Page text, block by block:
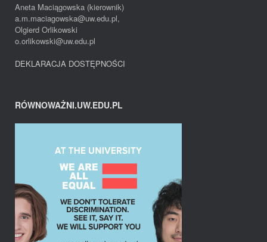
Aneta Maciągowska (kierownik)
a.m.maciagowska@uw.edu.pl,
Olgierd Orlikowski
o.orlikowski@uw.edu.pl
DEKLARACJA DOSTĘPNOŚCI
RÓWNOWAŻNI.UW.EDU.PL